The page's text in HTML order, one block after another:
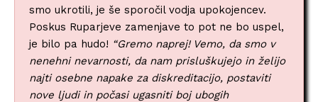
smo ukrotili, je še sporočil vodja upokojencev.
Poskus Ruparjeve zamenjave to pot ne bo uspel,
je bilo pa hudo! “Gremo naprej! Vemo, da smo v
nenehni nevarnosti, da nam prisluškujejo in želijo
najti osebne napake za diskreditacijo, postaviti
nove ljudi in počasi ugasniti boj ubogih